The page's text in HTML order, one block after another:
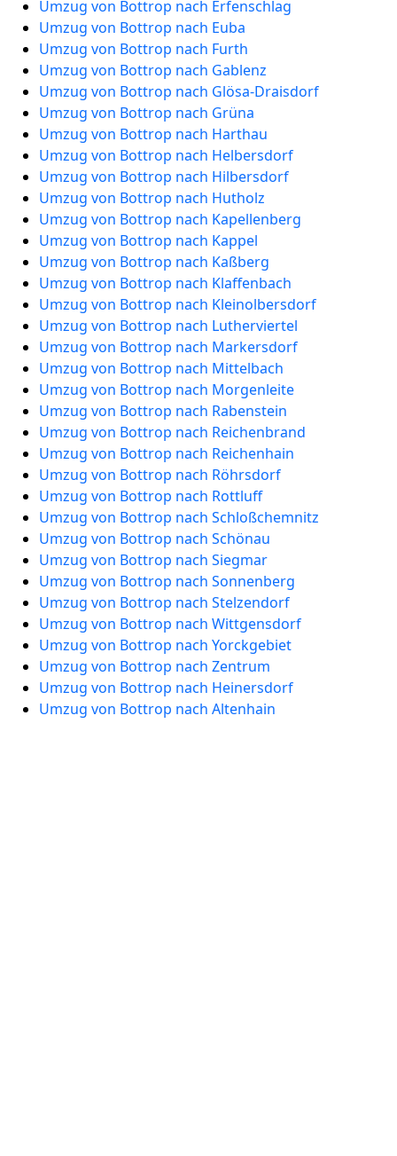
Umzug von Bottrop nach Erfenschlag
Umzug von Bottrop nach Euba
Umzug von Bottrop nach Furth
Umzug von Bottrop nach Gablenz
Umzug von Bottrop nach Glösa-Draisdorf
Umzug von Bottrop nach Grüna
Umzug von Bottrop nach Harthau
Umzug von Bottrop nach Helbersdorf
Umzug von Bottrop nach Hilbersdorf
Umzug von Bottrop nach Hutholz
Umzug von Bottrop nach Kapellenberg
Umzug von Bottrop nach Kappel
Umzug von Bottrop nach Kaßberg
Umzug von Bottrop nach Klaffenbach
Umzug von Bottrop nach Kleinolbersdorf
Umzug von Bottrop nach Lutherviertel
Umzug von Bottrop nach Markersdorf
Umzug von Bottrop nach Mittelbach
Umzug von Bottrop nach Morgenleite
Umzug von Bottrop nach Rabenstein
Umzug von Bottrop nach Reichenbrand
Umzug von Bottrop nach Reichenhain
Umzug von Bottrop nach Röhrsdorf
Umzug von Bottrop nach Rottluff
Umzug von Bottrop nach Schloßchemnitz
Umzug von Bottrop nach Schönau
Umzug von Bottrop nach Siegmar
Umzug von Bottrop nach Sonnenberg
Umzug von Bottrop nach Stelzendorf
Umzug von Bottrop nach Wittgensdorf
Umzug von Bottrop nach Yorckgebiet
Umzug von Bottrop nach Zentrum
Umzug von Bottrop nach Heinersdorf
Umzug von Bottrop nach Altenhain